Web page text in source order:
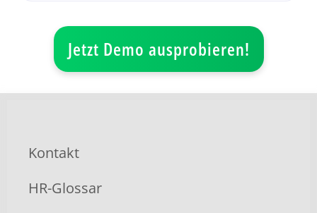
Jetzt Demo ausprobieren!
Kontakt
HR-Glossar